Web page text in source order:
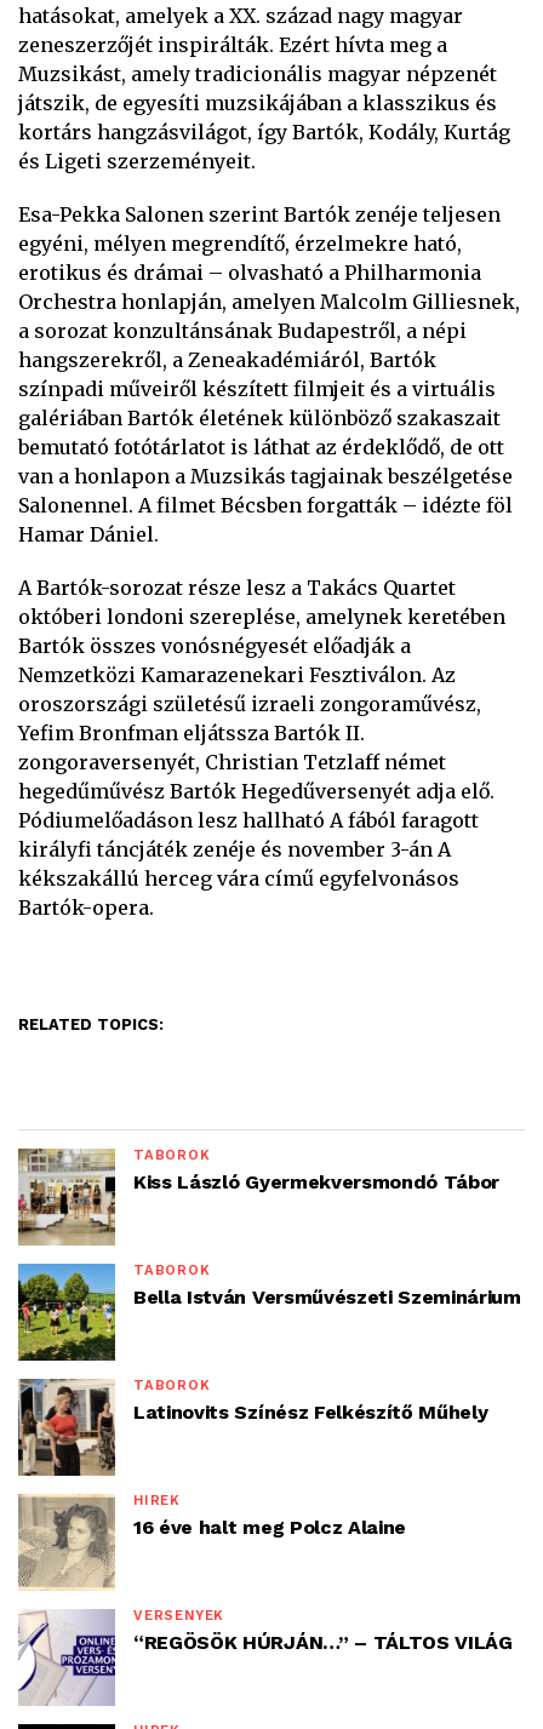
hatásokat, amelyek a XX. század nagy magyar
zeneszerzőjét inspirálták. Ezért hívta meg a
Muzsikást, amely tradicionális magyar népzenét
játszik, de egyesíti muzsikájában a klasszikus és
kortárs hangzásvilágot, így Bartók, Kodály, Kurtág
és Ligeti szerzeményeit.
Esa-Pekka Salonen szerint Bartók zenéje teljesen
egyéni, mélyen megrendítő, érzelmekre ható,
erotikus és drámai – olvasható a Philharmonia
Orchestra honlapján, amelyen Malcolm Gilliesnek,
a sorozat konzultánsának Budapestről, a népi
hangszerekről, a Zeneakadémiáról, Bartók
színpadi műveiről készített filmjeit és a virtuális
galériában Bartók életének különböző szakaszait
bemutató fotótárlatot is láthat az érdeklődő, de ott
van a honlapon a Muzsikás tagjainak beszélgetése
Salonennel. A filmet Bécsben forgatták – idézte föl
Hamar Dániel.
A Bartók-sorozat része lesz a Takács Quartet
októberi londoni szereplése, amelynek keretében
Bartók összes vonósnégyesét előadják a
Nemzetközi Kamarazenekari Fesztiválon. Az
oroszországi születésű izraeli zongoraművész,
Yefim Bronfman eljátssza Bartók II.
zongoraversenyét, Christian Tetzlaff német
hegedűművész Bartók Hegedűversenyét adja elő.
Pódiumelőadáson lesz hallható A fából faragott
királyfi táncjáték zenéje és november 3-án A
kékszakállú herceg vára című egyfelvonásos
Bartók-opera.
RELATED TOPICS:
TÁBOROK
Kiss László Gyermekversmondó Tábor
TÁBOROK
Bella István Versművészeti Szeminárium
TÁBOROK
Latinovits Színész Felkészítő Műhely
HÍREK
16 éve halt meg Polcz Alaine
VERSENYEK
“REGÖSÖK HÚRJÁN…” – TÁLTOS VILÁG